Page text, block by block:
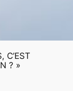
C’EST
? »